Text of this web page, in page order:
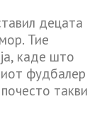
децата
Тие
каде што
фудбалер
такви